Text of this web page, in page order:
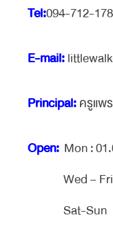
Tel:094-712-
E-mail:
Principal:ครูแพ
Open: Mon :
Wed – Fri :
Sat-Sun :